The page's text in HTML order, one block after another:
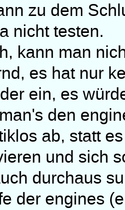
zu dem
nicht testen.
kann man
es hat nur
ein, es
den
ab, statt
und sich
durchaus
der engines